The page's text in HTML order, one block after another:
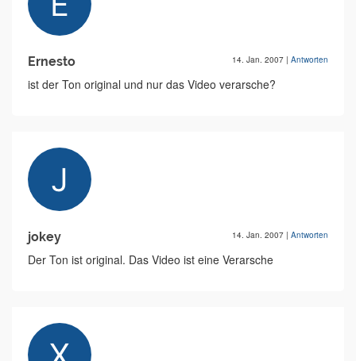
Ernesto 14. Jan. 2007 | Antworten
ist der Ton original und nur das Video verarsche?
jokey 14. Jan. 2007 | Antworten
Der Ton ist original. Das Video ist eine Verarsche